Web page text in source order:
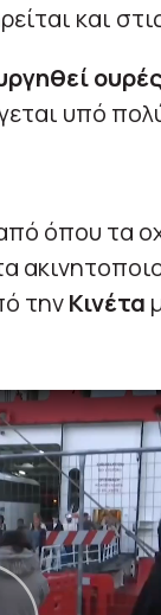
και
υπό
όπου τα
τηνΚινέτα